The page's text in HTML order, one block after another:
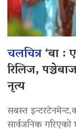
चलचित्र‘बा :
रिलिज,
नृत्य
सबस्त
सार्वजनिक गरिएको